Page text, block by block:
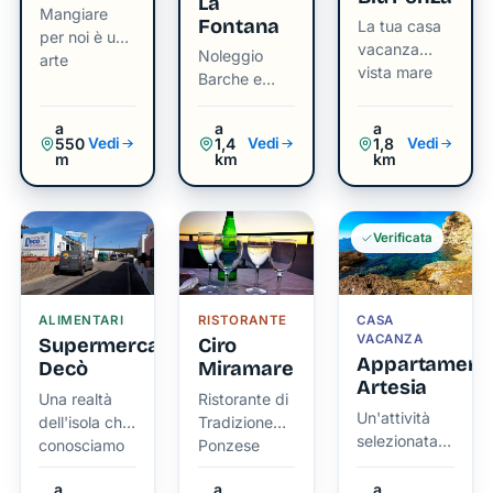
prendere
il sole in
contesto
naturale
silenzioso.
Le
acque
cristalline,
spesso
calme e
trasparenti,
offrono
una
visibilità
eccellente,
Mangiare
per noi è un
arte
a
550
m
Vedi
Fontana
Noleggio
Barche e
Gite
Organizzate
a
1,4
km
Vedi
La tua casa
vacanza
vista mare
a
1,8
km
Vedi
ALIMENTARI
Supermercato
Decò
Una realtà
dell'isola che
conosciamo
da vicino.
a
RISTORANTE
Ciro
Miramare
Ristorante di
Tradizione
Ponzese
a
CASA
VACANZA
Artesia
Un'attività
selezionata
da chi vive
Ponza tutto
a
Verificata